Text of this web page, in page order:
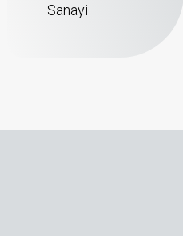
Sanayi